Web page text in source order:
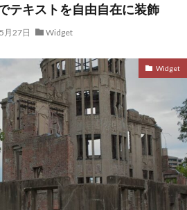
テキストを自由自在に装飾
月27日
Widget
Widget